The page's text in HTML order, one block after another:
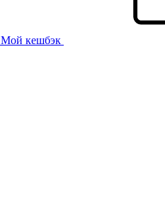
Мой кешбэк